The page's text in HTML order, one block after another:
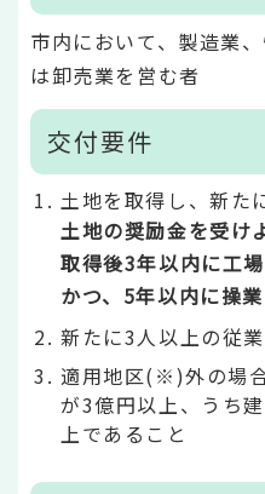
市内において、製造業
は卸売業を営む者
交付要件
土地を取得し、新た
土地の奨励金を受け
取得後3年以内に工
かつ、5年以内に操
新たに3人以上の従
適用地区(※)外の場
が3億円以上、うち
上であること